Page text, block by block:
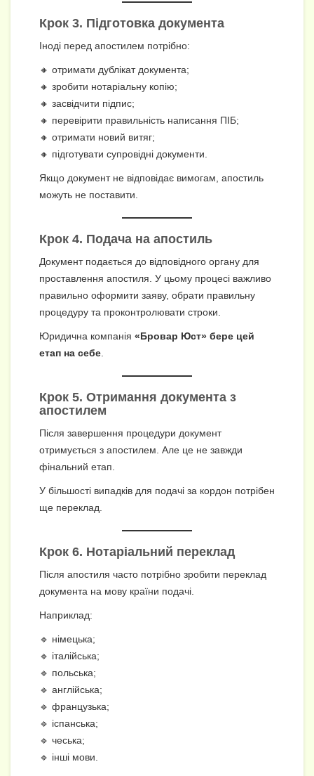
Крок 3. Підготовка документа
Іноді перед апостилем потрібно:
🔸 отримати дублікат документа;
🔸 зробити нотаріальну копію;
🔸 засвідчити підпис;
🔸 перевірити правильність написання ПІБ;
🔸 отримати новий витяг;
🔸 підготувати супровідні документи.
Якщо документ не відповідає вимогам, апостиль
можуть не поставити.
Крок 4. Подача на апостиль
Документ подається до відповідного органу для
проставлення апостиля. У цьому процесі важливо
правильно оформити заяву, обрати правильну
процедуру та проконтролювати строки.
Юридична компанія «Бровар Юст» бере цей
етап на себе
Крок 5. Отримання документа з
апостилем
Після завершення процедури документ
отримується з апостилем. Але це не завжди
фінальний етап.
У більшості випадків для подачі за кордон потрібен
ще переклад.
Крок 6. Нотаріальний переклад
Після апостиля часто потрібно зробити переклад
документа на мову країни подачі.
Наприклад:
🔹 німецька;
🔹 італійська;
🔹 польська;
🔹 англійська;
🔹 французька;
🔹 іспанська;
🔹 чеська;
🔹 інші мови.